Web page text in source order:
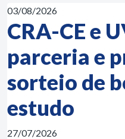
03/08/2026
CRA-CE e
parceria e
sorteio de
estudo
27/07/2026